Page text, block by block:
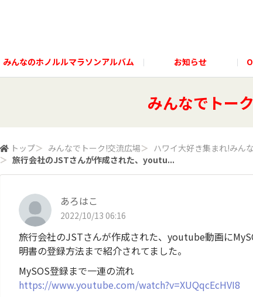
みんなのホノルルマラソンアルバム お知らせ
みんなでトー
トップ＞ みんなでトーク!交流広場＞ ハワイ大好き集まれ!みん
＞ 旅行会社のJSTさんが作成された、youtu...
あろはこ
2022/10/13 06:16
旅行会社のJSTさんが作成された、youtube動画に
明書の登録方法まで紹介されてました。
MySOS登録まで一連の流れ
https://www.youtube.com/watch?v=XUQqcEcHVI8